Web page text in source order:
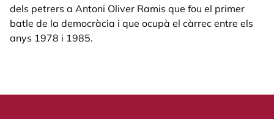
dels petrers a Antoni Oliver Ramis que fou el primer
batle de la democràcia i que ocupà el càrrec entre els
anys 1978 i 1985.